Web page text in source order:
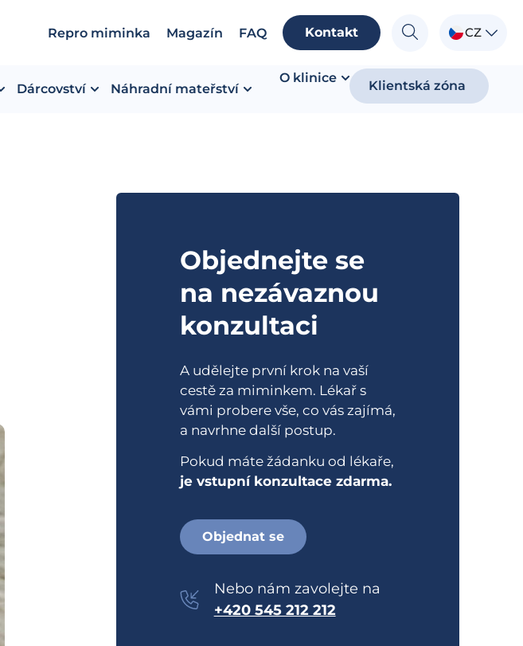
Repro miminka Magazín FAQ Kontakt CZ
Dárcovství Náhradní mateřství
O klinice
Klientská zóna
Objednejte se
na nezávaznou
konzultaci
A udělejte první krok na vaší
cestě za miminkem. Lékař s
vámi probere vše, co vás zajímá,
a navrhne další postup.
Pokud máte žádanku od lékaře,
je vstupní konzultace zdarma.
Objednat se
Nebo nám zavolejte na
+420 545 212 212